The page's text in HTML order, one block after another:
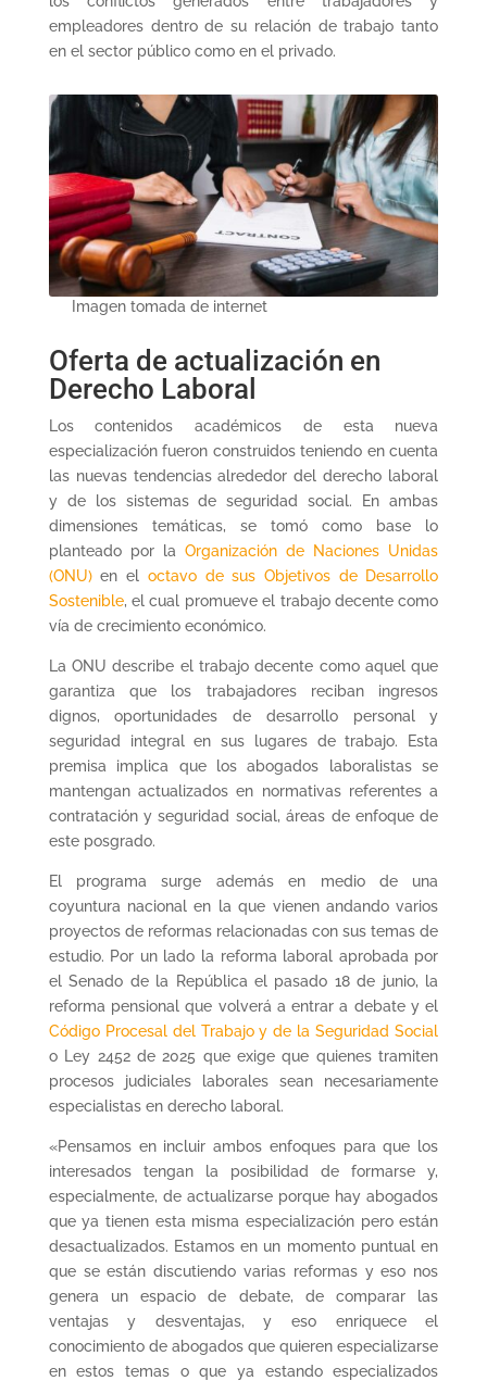
empleadores dentro de su relación de trabajo tanto
en el sector público como en el privado.
Imagen tomada de internet
Oferta de actualización en
Derecho Laboral
Los contenidos académicos de esta nueva
especialización fueron construidos teniendo en cuenta
las nuevas tendencias alrededor del derecho laboral
y de los sistemas de seguridad social. En ambas
dimensiones temáticas, se tomó como base lo
planteado por la Organización de Naciones Unidas
(ONU)en el octavo de sus Objetivos de Desarrollo
Sostenible, el cual promueve el trabajo decente como
vía de crecimiento económico.
La ONU describe el trabajo decente como aquel que
garantiza que los trabajadores reciban ingresos
dignos, oportunidades de desarrollo personal y
seguridad integral en sus lugares de trabajo. Esta
premisa implica que los abogados laboralistas se
mantengan actualizados en normativas referentes a
contratación y seguridad social, áreas de enfoque de
este posgrado.
El programa surge además en medio de una
coyuntura nacional en la que vienen andando varios
proyectos de reformas relacionadas con sus temas de
estudio. Por un lado la reforma laboral aprobada por
el Senado de la República el pasado 18 de junio, la
reforma pensional que volverá a entrar a debate y el
Código Procesal del Trabajo y de la Seguridad Social
o Ley 2452 de 2025 que exige que quienes tramiten
procesos judiciales laborales sean necesariamente
especialistas en derecho laboral.
«Pensamos en incluir ambos enfoques para que los
interesados tengan la posibilidad de formarse y,
especialmente, de actualizarse porque hay abogados
que ya tienen esta misma especialización pero están
desactualizados. Estamos en un momento puntual en
que se están discutiendo varias reformas y eso nos
genera un espacio de debate, de comparar las
ventajas y desventajas, y eso enriquece el
conocimiento de abogados que quieren especializarse
en estos temas o que ya estando especializados